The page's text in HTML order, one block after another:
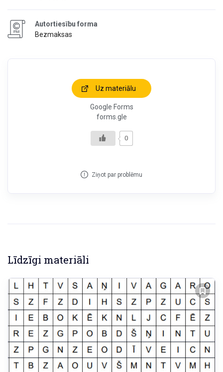
Autortiesību forma
Bezmaksas
Uz materiālu
Google Forms
forms.gle
0
Ziņot par problēmu
Līdzīgi materiāli